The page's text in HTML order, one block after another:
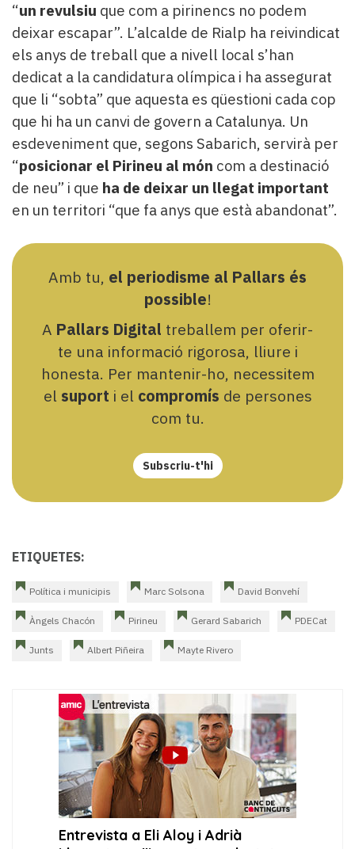
“un revulsiu que com a pirinencs no podem
deixar escapar”. L’alcalde de Rialp ha reivindicat
els anys de treball que a nivell local s’han
dedicat a la candidatura olímpica i ha assegurat
que li “sobta” que aquesta es qüestioni cada cop
que hi ha un canvi de govern a Catalunya. Un
esdeveniment que, segons Sabarich, servirà per
“posicionar el Pirineu al món com a destinació
de neu” i que ha de deixar un llegat important
en un territori “que fa anys que està abandonat”.
Amb tu, el periodisme al Pallars és
possible!
A Pallars Digital treballem per oferir-
te una informació rigorosa, lliure i
honesta. Per mantenir-ho, necessitem
el suport i el compromís de persones
com tu.
Subscriu-t'hi
ETIQUETES:
Política i municipis Marc Solsona David Bonvehí
Àngels Chacón Pirineu Gerard Sabarich PDECat
Junts Albert Piñeira Mayte Rivero